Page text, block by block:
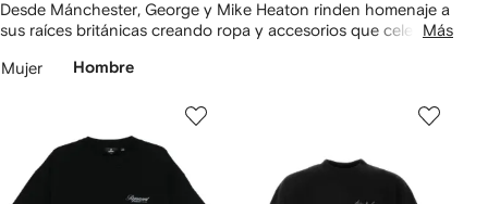
Desde Mánchester, George y Mike Heaton rinden homenaje a
sus raíces británicas creando ropa y accesorios que celebran
comenzaron a imprimir
desgastada y pants con logo, potencia tu streetwear con esta
selección de FARFETCH.
Más
Mujer Hombre